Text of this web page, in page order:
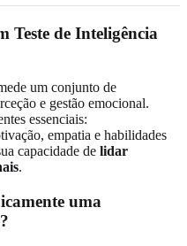
Teste de Inteligência
um conjunto de
e gestão emocional.
essenciais:
empatia e habilidades
capacidade de lidar
.
uma